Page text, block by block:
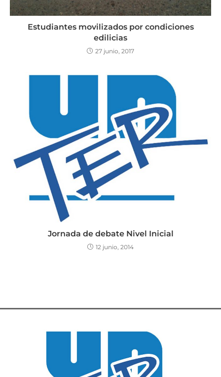
Estudiantes movilizados por condiciones
edilicias
27 junio, 2017
Jornada de debate Nivel Inicial
12 junio, 2014